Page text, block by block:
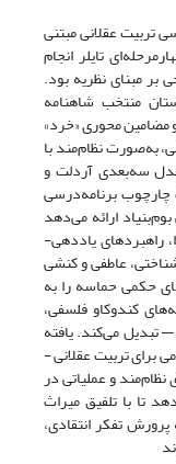
تربیت عقلانی مبتنی
تایلر انجام
مبنای نظریه بود.
طریق تحلیل محتوای کیفی ۱3 داستان منتخب شاهنامه
مضامین محوری «خرد»
به‌صورت نظام‌مند با
سه‌بعدی آردلت و
چارچوب برنامه‌درسی
ارائه می‌دهد
راهبردهای یاددهی-
عاطفی و کنشی
حکمی حماسه را به
کندوکاو فلسفی،
تبدیل می‌کند. یافته
برای تربیت عقلانی -
و عملیاتی در
تا با تلفیق میراث
تفکر انتقادی،